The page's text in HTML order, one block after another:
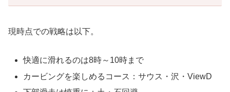
現時点での戦略は以下。
快適に滑れるのは8時～10時まで
カービングを楽しめるコース：サウス・沢・ViewD